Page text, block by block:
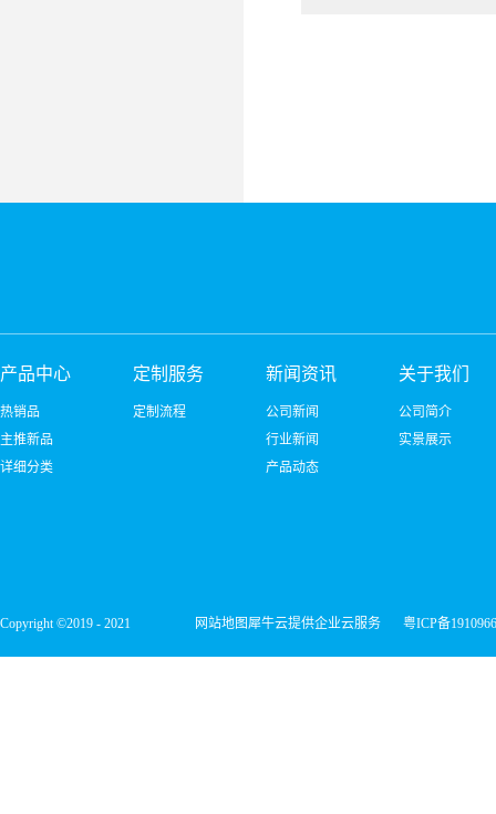
产品中心
热销品
主推新品
详细分类
定制服务
定制流程
新闻资讯
公司新闻
行业新闻
产品动态
关于我们
公司简介
实景展示
Copyright ©2019 - 2021 网站地图犀牛云提供企业云服务 粤ICP备